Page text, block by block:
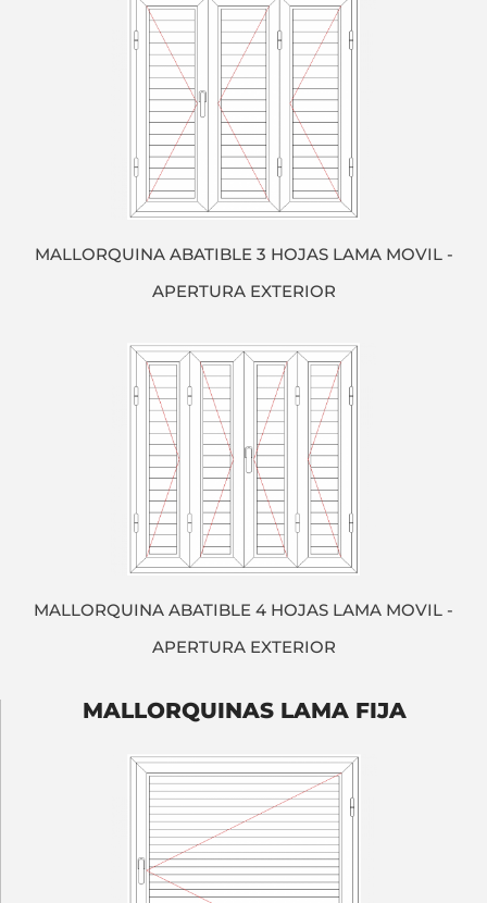
MALLORQUINA ABATIBLE 3 HOJAS LAMA MOVIL -
APERTURA EXTERIOR
MALLORQUINA ABATIBLE 4 HOJAS LAMA MOVIL -
APERTURA EXTERIOR
MALLORQUINAS LAMA FIJA